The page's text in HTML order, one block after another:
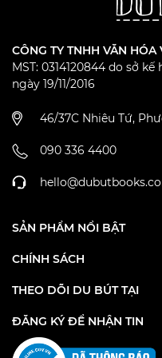
CÔNG TY TNHH VĂN
MST: 0314120844 do sở
ngày 19/11/2016
46/37C Nhiêu Tứ,
090 336 4400
SẢN PHẨM NỔI BẬT
CHÍNH SÁCH
THEO DÕI DU BÚT TẠI
ĐĂNG KÝ ĐỂ NHẬN TIN